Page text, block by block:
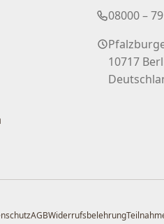
08000 –
10717
AGBWiderrufsbelehrung